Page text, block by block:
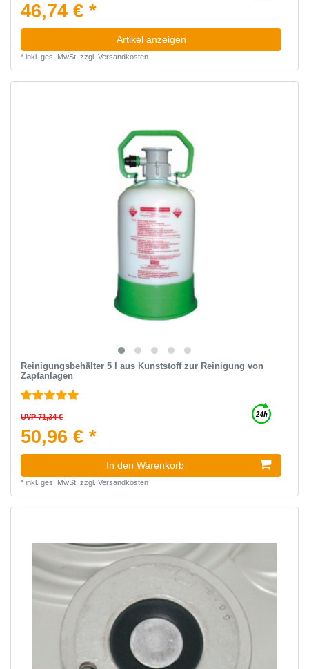
46,74 € *
Artikel anzeigen
* inkl. ges. MwSt. zzgl. Versandkosten
Reinigungsbehälter 5 l aus Kunststoff zur Reinigung von
Zapfanlagen
UVP 71,34 €
50,96 € *
In den Warenkorb
* inkl. ges. MwSt. zzgl. Versandkosten